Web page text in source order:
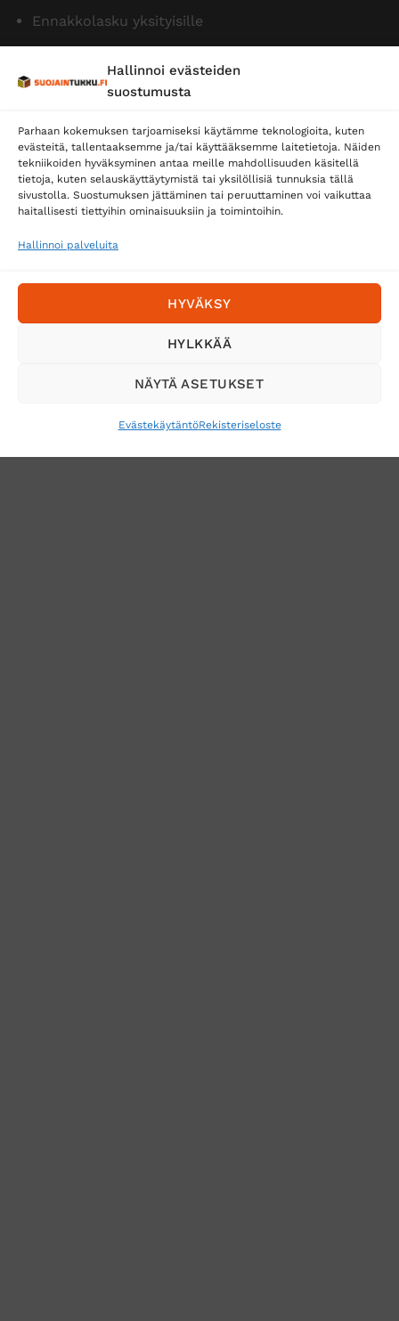
Hallinnoi evästeiden
suostumusta
Parhaan kokemuksen tarjoamiseksi käytämme teknologioita, kuten
evästeitä, tallentaaksemme ja/tai käyttääksemme laitetietoja. Näiden
tekniikoiden hyväksyminen antaa meille mahdollisuuden käsitellä
tietoja, kuten selauskäyttäytymistä tai yksilöllisiä tunnuksia tällä
sivustolla. Suostumuksen jättäminen tai peruuttaminen voi vaikuttaa
haitallisesti tiettyihin ominaisuuksiin ja toimintoihin.
Hallinnoi palveluita
HYVÄKSY
HYLKKÄÄ
NÄYTÄ ASETUKSET
EvästekäytäntöRekisteriseloste
Ennakkolasku yksityisille
Toimitustavat
Posti
Matkahuolto
Tilaa uutiskirje ja saat erikoisalennuksia